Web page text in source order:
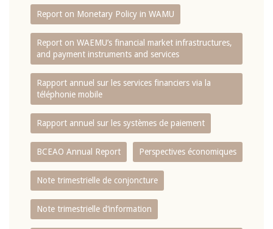
Report on Monetary Policy in WAMU
Report on WAEMU’s financial market infrastructures,
and payment instruments and services
Rapport annuel sur les services financiers via la
téléphonie mobile
Rapport annuel sur les systèmes de paiement
BCEAO Annual Report Perspectives économiques
Note trimestrielle de conjoncture
Note trimestrielle d‘information